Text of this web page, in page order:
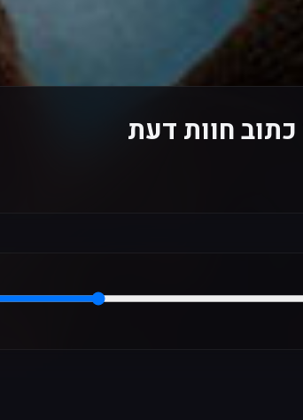
Sophina Brown,
Jeff Pierre, Cedric
Joe, Siua Ikale‘o